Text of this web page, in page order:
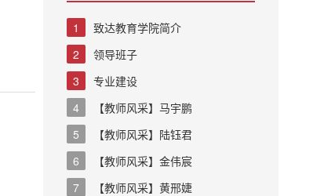
1
致达教育学院简介
2
领导班子
3
专业建设
4
【教师风采】马宇鹏
5
【教师风采】陆钰君
6
【教师风采】金伟宸
7
【教师风采】黄邢婕